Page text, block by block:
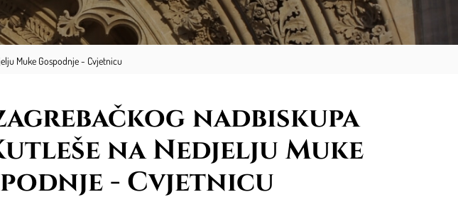
Muke Gospodnje - Cvjetnicu
nadbiskupa
na Nedjelju Muke
- Cvjetnicu